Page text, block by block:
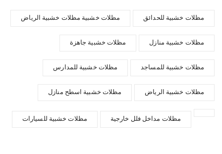
مظلات خشبية مظلات خشبية الرياض مظلات خشبية للحدائق
مظلات خشبية جاهزة مظلات خشبية منازل
مظلات خشبية للمدارس مظلات خشبية للمساجد
مظلات خشبية اسطح منازل مظلات خشبية الرياض
مظلات خشبية للسيارات مظلات مداخل فلل خارجية